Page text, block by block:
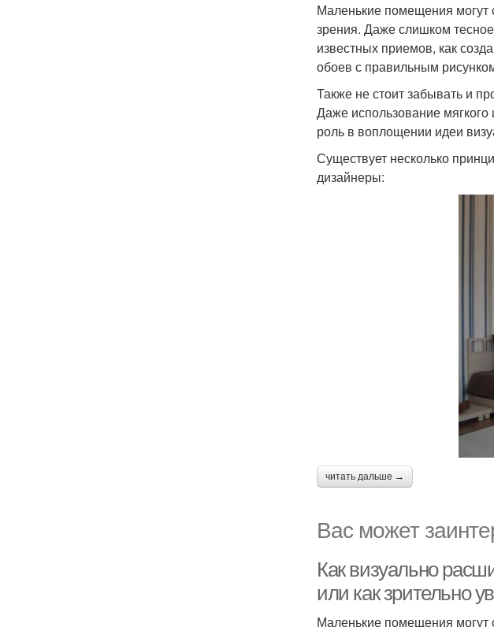
Маленькие помещения могут
зрения. Даже слишком
известных приемов, как
обоев с правильным
Также не стоит забывать и
Даже использование
роль в воплощении идеи
Существует несколько
дизайнеры:
читать дальше →
Вас может
Как визуально
или как зрительно
Маленькие помещения могут